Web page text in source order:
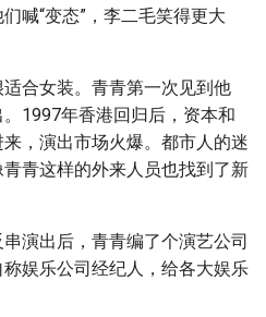
喊“变态”，李二毛笑得更大
合女装。青青第一次见到他
1997年香港回归后，资本和
，演出市场火爆。都市人的迷
青这样的外来人员也找到了新
演出后，青青编了个演艺公司
娱乐公司经纪人，给各大娱乐